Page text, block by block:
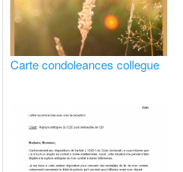
Carte condoleances collegue